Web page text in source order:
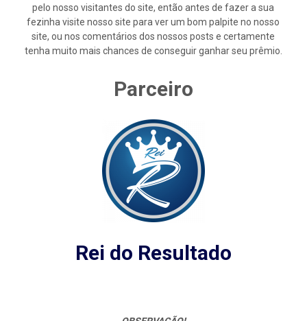
pelo nosso visitantes do site, então antes de fazer a sua
fezinha visite nosso site para ver um bom palpite no nosso
site, ou nos comentários dos nossos posts e certamente
tenha muito mais chances de conseguir ganhar seu prêmio.
Parceiro
Rei do Resultado